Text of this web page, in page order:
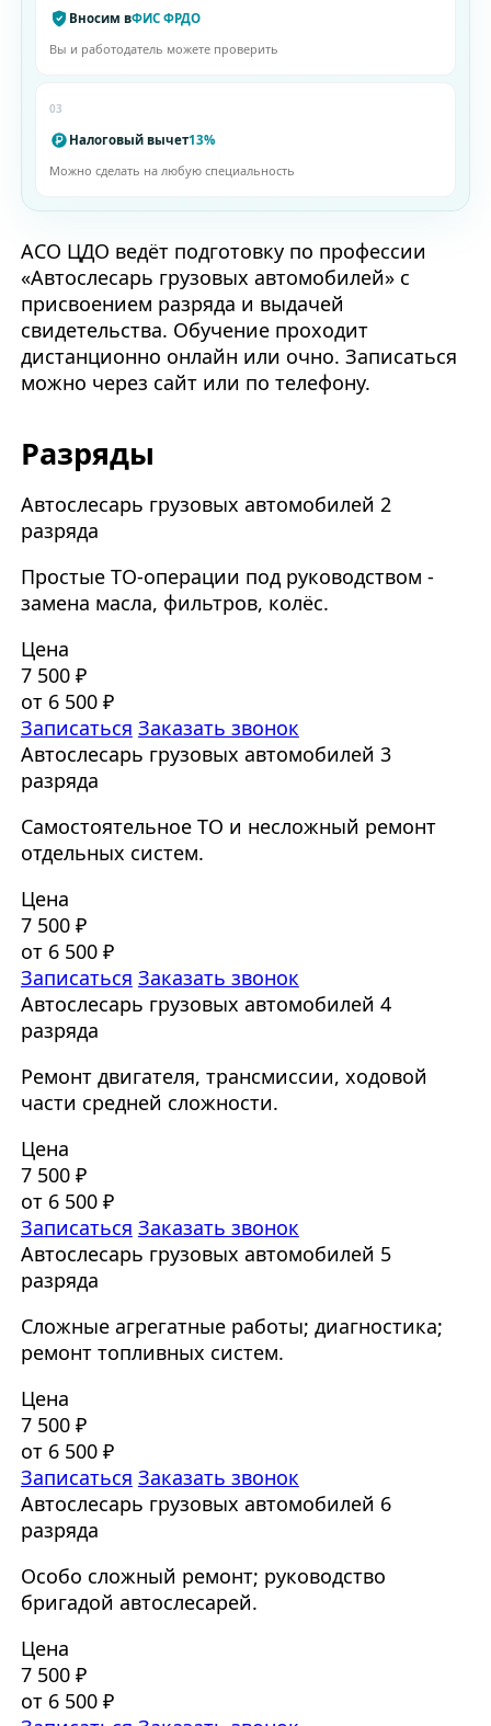
Вносим вФИС ФРДО
Вы и работодатель можете проверить
03
Налоговый вычет13%
Можно сделать на любую специальность
АСО ЦДО ведёт подготовку по профессии
«Автослесарь грузовых автомобилей» с
присвоением разряда и выдачей
свидетельства. Обучение проходит
дистанционно онлайн или очно. Записаться
можно через сайт или по телефону.
Разряды
Автослесарь грузовых автомобилей 2
разряда
Простые ТО-операции под руководством -
замена масла, фильтров, колёс.
Цена
7 500 ₽
от 6 500 ₽
Записаться Заказать звонок
Автослесарь грузовых автомобилей 3
разряда
Самостоятельное ТО и несложный ремонт
отдельных систем.
Цена
7 500 ₽
от 6 500 ₽
Записаться Заказать звонок
Автослесарь грузовых автомобилей 4
разряда
Ремонт двигателя, трансмиссии, ходовой
части средней сложности.
Цена
7 500 ₽
от 6 500 ₽
Записаться Заказать звонок
Автослесарь грузовых автомобилей 5
разряда
Сложные агрегатные работы; диагностика;
ремонт топливных систем.
Цена
7 500 ₽
от 6 500 ₽
Записаться Заказать звонок
Автослесарь грузовых автомобилей 6
разряда
Особо сложный ремонт; руководство
бригадой автослесарей.
Цена
7 500 ₽
от 6 500 ₽